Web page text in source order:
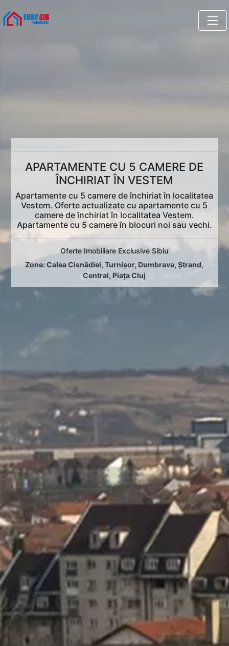
APARTAMENTE CU 5 CAMERE DE
ÎNCHIRIAT ÎN VESTEM
Apartamente cu 5 camere de închiriat în localitatea
Vestem. Oferte actualizate cu apartamente cu 5
camere de închiriat în localitatea Vestem.
Apartamente cu 5 camere în blocuri noi sau vechi.
Oferte Imobiliare Exclusive Sibiu
Zone:Calea Cisnădiei,Turnișor, Dumbrava,Ștrand,
Central, Piața Cluj